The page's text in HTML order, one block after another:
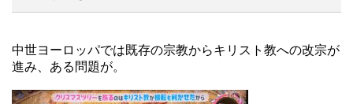
中世ヨーロッパでは既存の宗教からキリスト教への改宗が
進み、ある問題が。